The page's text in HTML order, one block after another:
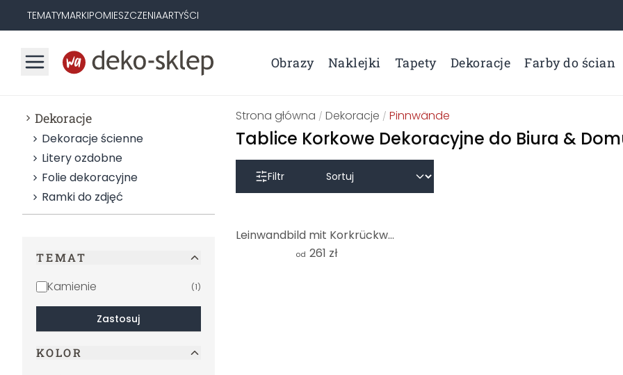
TEMATYMARKIPOMIESZCZENIAARTYŚCI
Obrazy Naklejki Tapety Dekoracje Farby do ścian
Dekoracje
Dekoracje ścienne
Litery ozdobne
Folie dekoracyjne
Ramki do zdjęć
TEMAT
Kamienie (1)
Zastosuj
KOLOR
Strona główna / Dekoracje / Pinnwände
Tablice Korkowe Dekoracyjne do Biura &
Filtr
Leinwandbild mit Korkrückwand - Weißer Backstein
od 261 zł